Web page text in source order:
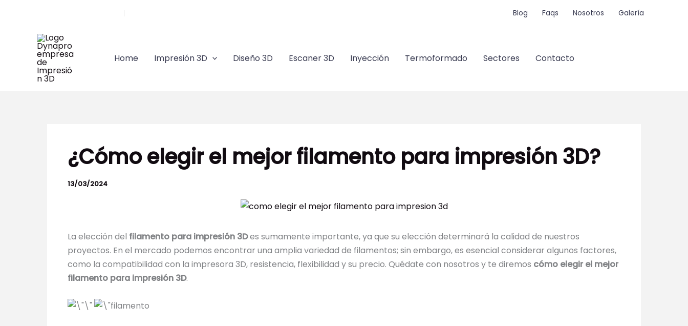
contenido
Blog Faqs Nosotros Galería
Home Impresión 3D Diseño 3D Escaner 3D Inyección Termoformado Sectores Contacto
¿Cómo elegir el mejor filamento para impresión 3D?
13/03/2024
La elección del filamento para impresión 3Des sumamente importante, ya que su elección determinará la calidad de nuestros
proyectos. En el mercado podemos encontrar una amplia variedad de filamentos; sin embargo, es esencial considerar algunos factores,
como la compatibilidad con la impresora 3D, resistencia, flexibilidad y su precio. Quédate con nosotros y te diremos cómo elegir el mejor
filamento para impresión 3D.